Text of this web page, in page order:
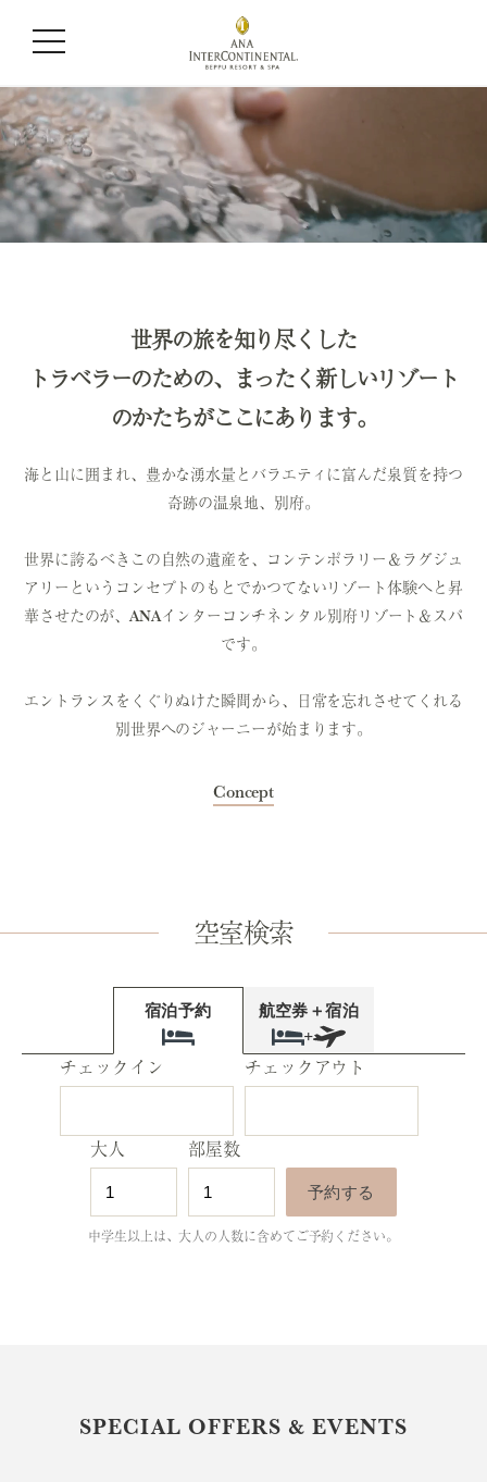
空室検索
宿泊予約
+
航空券＋宿泊
チェックイン チェックアウト
大人 部屋数
中学生以上は、大人の人数に含めてご予約ください。
世界の旅を知り尽くした
トラベラーのための、まったく新しいリゾート
のかたちがここにあります。
海と山に囲まれ、豊かな湧水量とバラエティに富んだ泉質を持つ
奇跡の温泉地、別府。
世界に誇るべきこの自然の遺産を、コンテンポラリー＆ラグジュ
アリーというコンセプトのもとでかつてないリゾート体験へと昇
華させたのが、ANAインターコンチネンタル別府リゾート＆スパ
です。
エントランスをくぐりぬけた瞬間から、日常を忘れさせてくれる
別世界へのジャーニーが始まります。
Concept
SPECIAL OFFERS & EVENTS